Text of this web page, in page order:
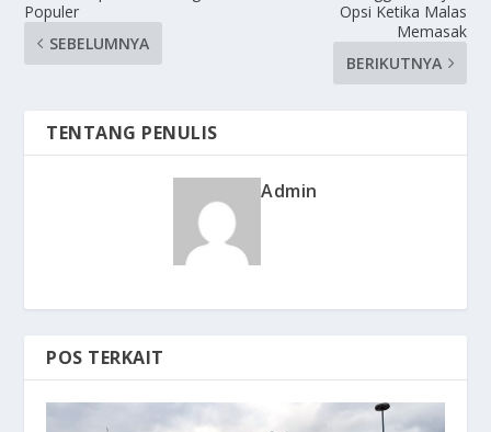
Populer
SEBELUMNYA
Opsi Ketika Malas
Memasak
BERIKUTNYA
TENTANG PENULIS
Admin
POS TERKAIT